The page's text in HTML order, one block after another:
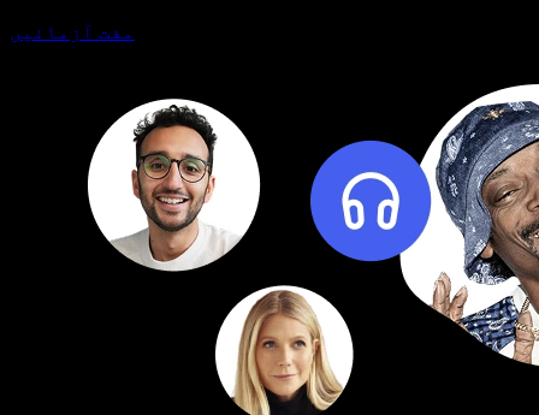
مفت آزمائیں